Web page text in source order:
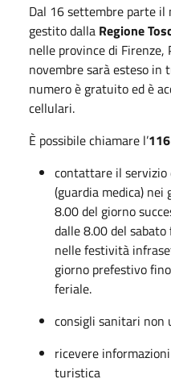
Dal 16 settembre parte il
gestito dalla Regione
nelle province di
novembre sarà esteso in
numero è gratuito ed è
cellulari.
È possibile chiamare l’
contattare il
(guardia medica)
8.00 del giorno
dalle 8.00 del
nelle festività
giorno prefestivo
feriale.
consigli sanitari non
ricevere
turistica